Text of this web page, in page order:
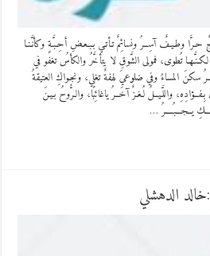
وطـيـفٌ آسِــرُ ونسائِمٌ تـأتـي بـبـعـضِ أحِـبَّـةٍ وكأنَّـنـا
لـكـنَّـهـا تُطوى، فمولى الشَّوقِ لا يتأخَّرُ والكأسُ تغفو في
سكنَ المساءُ وفي ضلوعيَ لهفةٌ تغلي، ونجـواكِ العتيقةُ
واللَّـيــلُ لُـغـزٌ آخَــرُ ياغائِبًا، والـرُّوحُ بـيـنَ
يــجـــبُــــرُ …
الدهشلي